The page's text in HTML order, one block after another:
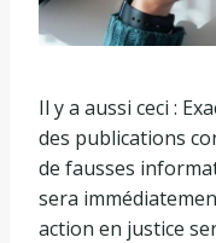
Il y a aussi ceci :
des publications
de fausses
sera
action en justice